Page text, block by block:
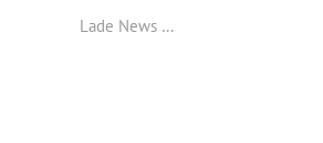
Lade News …